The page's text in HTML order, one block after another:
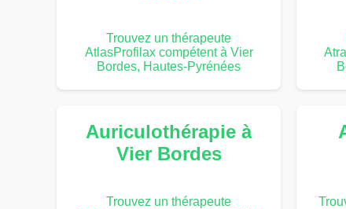
Trouvez un thérapeute
AtlasProfilax compétent à Vier
Bordes, Hautes-Pyrénées
Auriculothérapie à
Vier Bordes
Trouvez un thérapeute